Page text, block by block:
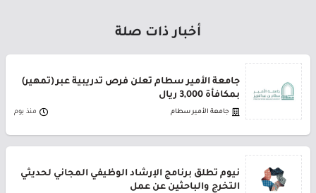
أخبار ذات صلة
جامعة الأمير سطام تعلن فرص تدريبية عبر (تمهير)
بمكافأة 3,000 ريال
جامعة الأمير سطام منذ يوم
نيوم تطلق برنامج الإرشاد الوظيفي المجاني لحديثي
التخرج والباحثين عن عمل